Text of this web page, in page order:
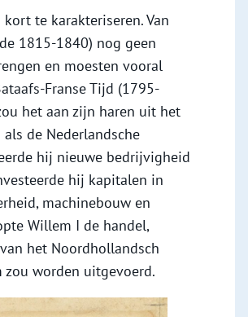
te karakteriseren. Van
1815-1840) nog geen
en moesten vooral
Franse Tijd (1795-
het aan zijn haren uit het
de Nederlandsche
hij nieuwe bedrijvigheid
hij kapitalen in
machinebouw en
Willem I de handel,
het Noordhollandsch
worden uitgevoerd.